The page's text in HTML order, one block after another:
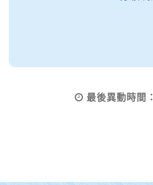
最後異動時間：